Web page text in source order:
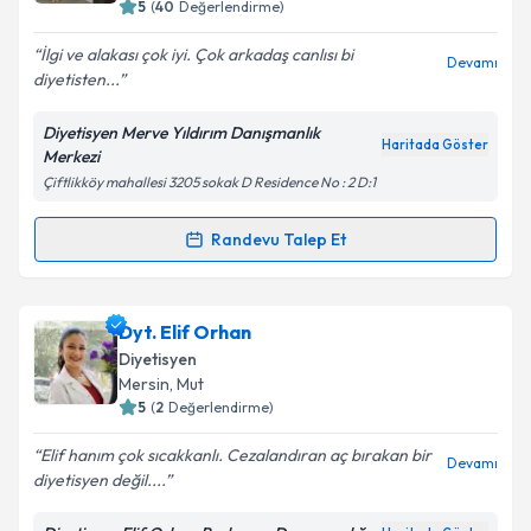
Kişisel verilerimin işlenmesine ilişkin
Aydınlatma
kapsamda işlenmesini kabul ediyorum.
Takvim Talebini Gönder
5 (40 Değerlendirme)
İlgi ve alakası çok iyi. Çok arkadaş canlısı bi
diyetisten...
Devamı
Diyetisyen Merve Yıldırım Danışmanlık
Merkezi
Haritada Göster
Çiftlikköy mahallesi 3205 sokak D Residence No : 2 D:1
Randevu Talep Et
Randevu Takvimi Talebi
Dyt. Merve Yıldırımiçin randevu takvimi talebi
oluşturun. Size bu uzmandan randevu almanız için bir
takvim hazırlandığında e-posta ile bilgilendireceğiz.
Dyt. Elif Orhan
Diyetisyen
Mersin, Mut
5 (2 Değerlendirme)
Elif hanım çok sıcakkanlı. Cezalandıran aç bırakan bir
diyetisyen değil....
Devamı